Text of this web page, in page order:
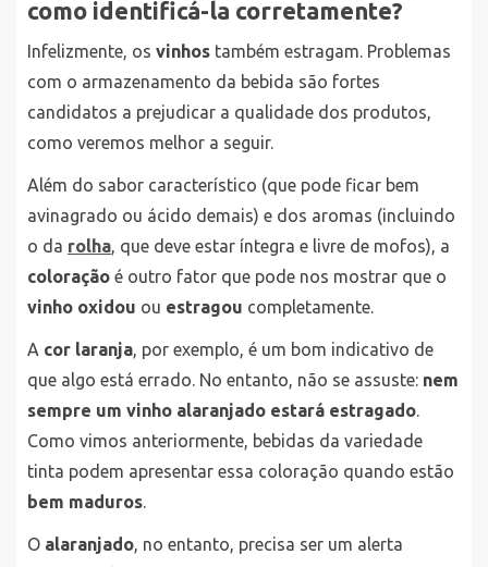
como identificá-la corretamente?
Infelizmente, os vinhos também estragam. Problemas
com o armazenamento da bebida são fortes
candidatos a prejudicar a qualidade dos produtos,
como veremos melhor a seguir.
Além do sabor característico (que pode ficar bem
avinagrado ou ácido demais) e dos aromas (incluindo
o da rolha, que deve estar íntegra e livre de mofos), a
coloração é outro fator que pode nos mostrar que o
vinho oxidou ou estragou completamente.
A cor laranja, por exemplo, é um bom indicativo de
que algo está errado. No entanto, não se assuste: nem
sempre um vinho alaranjado estará estragado.
Como vimos anteriormente, bebidas da variedade
tinta podem apresentar essa coloração quando estão
bem maduros.
O alaranjado, no entanto, precisa ser um alerta